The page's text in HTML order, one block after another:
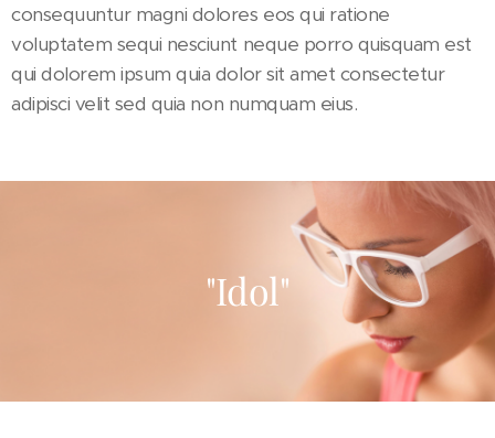
consequuntur magni dolores eos qui ratione
voluptatem sequi nesciunt neque porro quisquam est
qui dolorem ipsum quia dolor sit amet consectetur
adipisci velit sed quia non numquam eius.
"Idol"